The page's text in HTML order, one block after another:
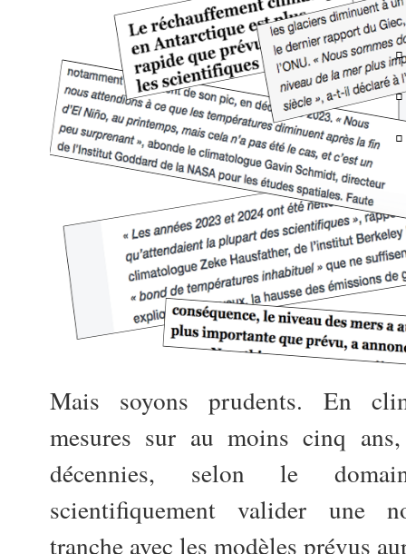
Mais soyons prudents. En
mesures sur au moins cinq
décennies, selon le
scientifiquement valider une
tranche avec les modèles prévus